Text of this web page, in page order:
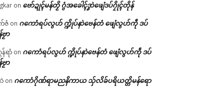
on ဗော်ဍုၚ်မန်တၟိ ဂွံအခေါၚ်ဒၞာဲဖျေံဒပ်ဂၠိုၚ်တိုန်
ဇံ on ဂကောံရပ်လွဟ် က္ဍိုပ်နာဲဗေန်တံ ဖျေံလွဟ်ကဵု ဒပ်
ဗၟာ
န်ရာံ on ဂကောံရပ်လွဟ် က္ဍိုပ်နာဲဗေန်တံ ဖျေံလွဟ်ကဵု ဒပ်
ဗၟာ
on ဂကောံဂိုဏ်ရာမညနိကာယ သှ်လိခ်ပရိယတ္တိမန်ရော